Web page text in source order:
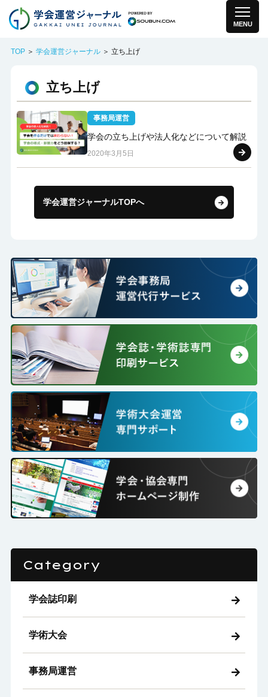
MENU
TOP＞ 学会運営ジャーナル＞ 立ち上げ
立ち上げ
事務局運営
学会の立ち上げや法人化などについて解説
2020年3月5日
学会運営ジャーナルTOPへ
Category
学会誌印刷
学術大会
事務局運営